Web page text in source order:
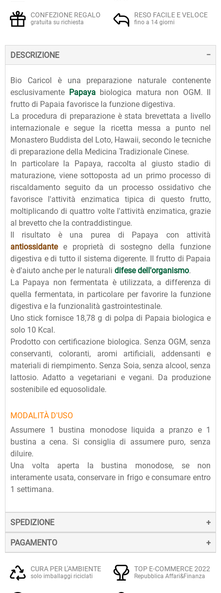
CONFEZIONE REGALO
gratuita su richiesta
RESO FACILE E VELOCE
fino a 14 giorni
DESCRIZIONE
Bio Caricol è una preparazione naturale contenente
esclusivamente Papayabiologica matura non OGM. Il
frutto di Papaia favorisce la funzione digestiva.
La procedura di preparazione è stata brevettata a livello
internazionale e segue la ricetta messa a punto nel
Monastero Buddista del Loto, Hawaii, secondo le tecniche
di preparazione della Medicina Tradizionale Cinese.
In particolare la Papaya, raccolta al giusto stadio di
maturazione, viene sottoposta ad un primo processo di
riscaldamento seguito da un processo ossidativo che
favorisce l'attività enzimatica tipica di questo frutto,
moltiplicando di quattro volte l'attività enzimatica, grazie
al brevetto che la contraddistingue.
Il risultato è una purea di Papaya con attività
antiossidantee proprietà di sostegno della funzione
digestiva e di tutto il sistema digerente. Il frutto di Papaia
è d'aiuto anche per le naturali difese dell'organismo.
La Papaya non fermentata è utilizzata, a differenza di
quella fermentata, in particolare per favorire la funzione
digestiva e la funzionalità gastrointestinale.
Uno stick fornisce 18,78 g di polpa di Papaia biologica e
solo 10 Kcal.
Prodotto con certificazione biologica. Senza OGM, senza
conservanti, coloranti, aromi artificiali, addensanti e
materiali di riempimento. Senza Soia, senza alcool, senza
lattosio. Adatto a vegetariani e vegani. Da produzione
sostenibile ed equosolidale.
MODALITÀ D'USO
Assumere 1 bustina monodose liquida a pranzo e 1
bustina a cena. Si consiglia di assumere puro, senza
diluire.
Una volta aperta la bustina monodose, se non
interamente usata, conservare in frigo e consumare entro
1 settimana.
SPEDIZIONE
La spedizione dei prodotti avviene entro 24 ore dall'ordine
(sabato e festivi esclusi), tramite corriere SDA.
Quando l'ordine sarà spedito, riceverai una e-mail di
conferma, contenente un link alla tracciatura online
dell'invio, che ti permetterà di verificare in tempo reale lo
PAGAMENTO
Il pagamento degli ordini può avvenire:
CURA PER L'AMBIENTE
solo imballaggi riciclati
TOP E-COMMERCE 2022
Repubblica Affari&Finanza